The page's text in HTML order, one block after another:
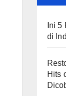
Ini
di
Hits